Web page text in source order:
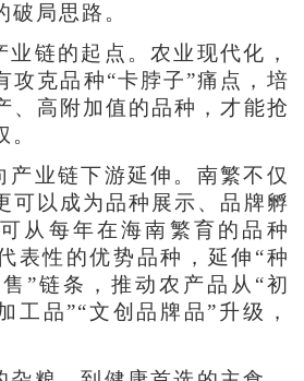
破局思路。
业链的起点。农业现代化，
攻克品种“卡脖子”痛点，培
、高附加值的品种，才能抢
产业链下游延伸。南繁不仅
可以成为品种展示、品牌孵
从每年在海南繁育的品种
表性的优势品种，延伸“种
”链条，推动农产品从“初
工品”“文创品牌品”升级，